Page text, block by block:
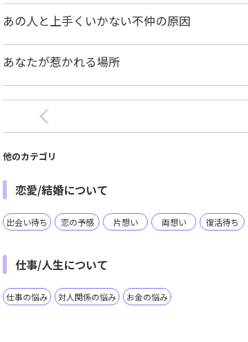
あの人と上手くいかない不仲の原因
あなたが惹かれる場所
他のカテゴリ
恋愛/結婚について
出会い待ち 恋の予感 片想い 両想い 復活待ち
仕事/人生について
仕事の悩み 対人関係の悩み お金の悩み